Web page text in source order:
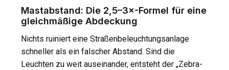
Mastabstand: Die 2,5–3×-Formel für eine
gleichmäßige Abdeckung
Nichts ruiniert eine Straßenbeleuchtungsanlage
schneller als ein falscher Abstand. Sind die
Leuchten zu weit auseinander, entsteht der „Zebra-